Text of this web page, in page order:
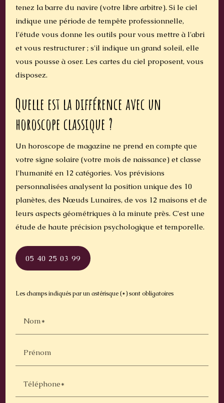
tenez la barre du navire (votre libre arbitre). Si le ciel
indique une période de tempête professionnelle,
l'étude vous donne les outils pour vous mettre à l'abri
et vous restructurer ; s'il indique un grand soleil, elle
vous pousse à oser. Les cartes du ciel proposent, vous
disposez.
Quelle est la différence avec un
horoscope classique ?
Un horoscope de magazine ne prend en compte que
votre signe solaire (votre mois de naissance) et classe
l'humanité en 12 catégories. Vos prévisions
personnalisées analysent la position unique des 10
planètes, des Nœuds Lunaires, de vos 12 maisons et de
leurs aspects géométriques à la minute près. C'est une
étude de haute précision psychologique et temporelle.
05 40 25 03 99
Les champs indiqués par un astérisque (*) sont obligatoires
Nom*
Prénom
Téléphone*